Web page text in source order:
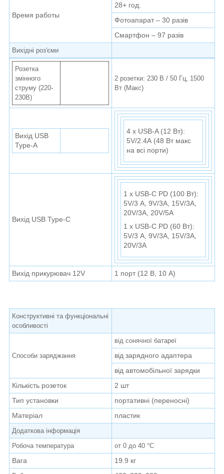
Время работы
28+ год.
Фотоапарат – 30 разів
Смартфон – 97 разів
Вихідні роз'єми
Розетка
змінного
струму (220-
230В)
2 розетки: 230 В / 50 Гц, 1500
Вт (Макс)
Вихід USB
Type-A
4 x USB-A (12 Вт):
5V/2.4А (48 Вт макс
на всі порти)
Вихід USB Type-C
1 x USB-C PD (100 Вт):
5V/3 А, 9V/3А, 15V/3А,
20V/3А, 20V/5А
1 x USB-C PD (60 Вт):
5V/3 А, 9V/3А, 15V/3А,
20V/3А
Вихід прикурювач 12V 1 порт (12 В, 10 А)
Конструктивні та функціональні
особливості
Способи заряджання
від сонячної батареї
від зарядного адаптера
від автомобільної зарядки
Кількість розеток
2 шт
Тип установки
портативні (переносні)
Матеріал
пластик
Додаткова інформація
Робоча температура
от 0 до 40 °C
Вага
19.9 кг